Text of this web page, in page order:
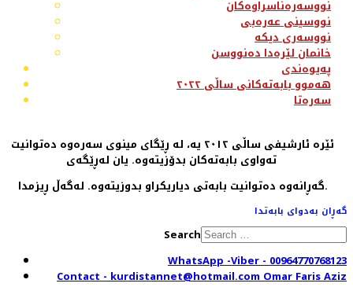
نووسەرەناسراوەکان
نووسینی عەرەبی
نووسەری دیکە
خانمان لێرەدا دەنووسن
پەیوەندی
هەموو بابەتەکانی ساڵی ٢٠٢٢
سەرەتا
ئێرە ئارشیفی ساڵی ٢٠١٢ یە، لە ڕێگای مینوی سەرەوە دەتوانیت
تەواوی بابەتەکان بدۆزیتەوە. یان لەڕێگەی
گەڕانەوە دەتوانیت بابەتی دیاریکراو بدوزیتەوە. لەگەڵ ڕیزمدا.
گەڕان بەدوای بابەتدا
Search
WhatsApp -Viber - 00964770768123
Contact - kurdistannet@hotmail.com Omar Faris Aziz